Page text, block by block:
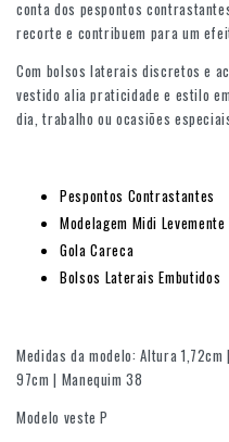
conta dos pespontos
recorte e contribuem para um
Com bolsos laterais discretos e
vestido alia praticidade e estilo
dia, trabalho ou ocasiões
Pespontos Contrastantes
Modelagem Midi Levemente
Gola Careca
Bolsos Laterais Embutidos
Medidas da modelo: Altura
97cm | Manequim 38
Modelo veste P